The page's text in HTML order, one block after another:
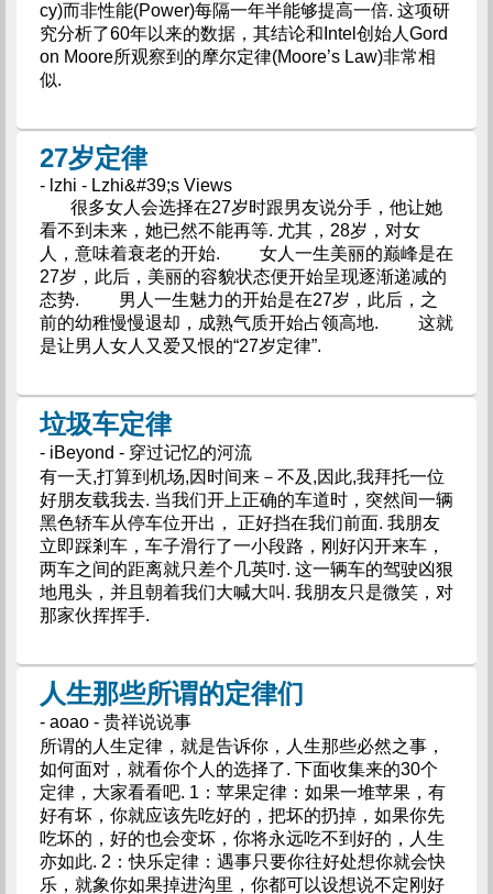
cy)而非性能(Power)每隔一年半能够提高一倍. 这项研
究分析了60年以来的数据，其结论和Intel创始人Gord
on Moore所观察到的摩尔定律(Moore’s Law)非常相
似.
27岁定律
- lzhi - Lzhi&#39;s Views
很多女人会选择在27岁时跟男友说分手，他让她
看不到未来，她已然不能再等. 尤其，28岁，对女
人，意味着衰老的开始. 女人一生美丽的巅峰是在
27岁，此后，美丽的容貌状态便开始呈现逐渐递减的
态势. 男人一生魅力的开始是在27岁，此后，之
前的幼稚慢慢退却，成熟气质开始占领高地. 这就
是让男人女人又爱又恨的“27岁定律”.
垃圾车定律
- iBeyond - 穿过记忆的河流
有一天,打算到机场,因时间来－不及,因此,我拜托一位
好朋友载我去. 当我们开上正确的车道时，突然间一辆
黑色轿车从停车位开出， 正好挡在我们前面. 我朋友
立即踩剎车，车子滑行了一小段路，刚好闪开来车，
两车之间的距离就只差个几英吋. 这一辆车的驾驶凶狠
地甩头，并且朝着我们大喊大叫. 我朋友只是微笑，对
那家伙挥挥手.
人生那些所谓的定律们
- aoao - 贵祥说说事
所谓的人生定律，就是告诉你，人生那些必然之事，
如何面对，就看你个人的选择了. 下面收集来的30个
定律，大家看看吧. 1：苹果定律：如果一堆苹果，有
好有坏，你就应该先吃好的，把坏的扔掉，如果你先
吃坏的，好的也会变坏，你将永远吃不到好的，人生
亦如此. 2：快乐定律：遇事只要你往好处想你就会快
乐，就象你如果掉进沟里，你都可以设想说不定刚好